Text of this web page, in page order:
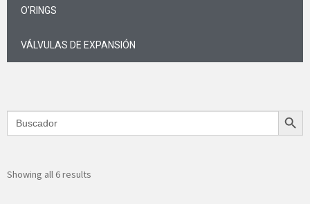
O’RINGS
VÁLVULAS DE EXPANSIÓN
Search
for:
Search
Showing all 6 results